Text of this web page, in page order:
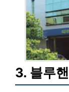
3. 블루